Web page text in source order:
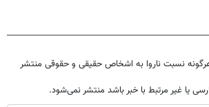
نسبت ناروا به اشخاص حقیقی و حقوقی منتشر
یا غیر مرتبط با خبر باشد منتشر نمی‌شود.